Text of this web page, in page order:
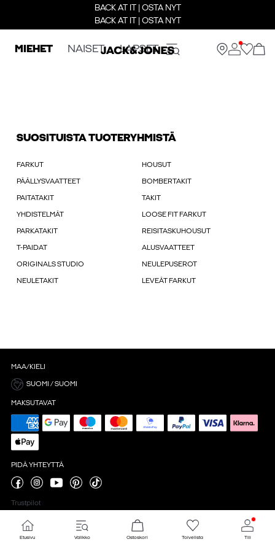
BACK AT IT | OSTA NYT
BACK AT IT | OSTA NYT
MIEHET NAISET LAPSET
SUOSITUISTA TUOTERYHMISTÄ
FARKUT HOUSUT
PÄÄLLYSVAATTEET BOMBERTAKIT
PAITATAKIT TAKIT
YHDISTELMÄT LOOSE FIT FARKUT
PARKATAKIT REISITASKUHOUSUT
T-PAIDAT ALUSVAATTEET
ORIGINALS STUDIO NEULEPUSEROT
NEULETAKIT LEVEÄT FARKUT
MAA/KIELI
SUOMI / SUOMI
MAKSUTAVAT
PIDÄ YHTEYTTÄ
Trustpilot
Evästeasetukset
Etusivu Valikko Ostoskori Toivelista Tili